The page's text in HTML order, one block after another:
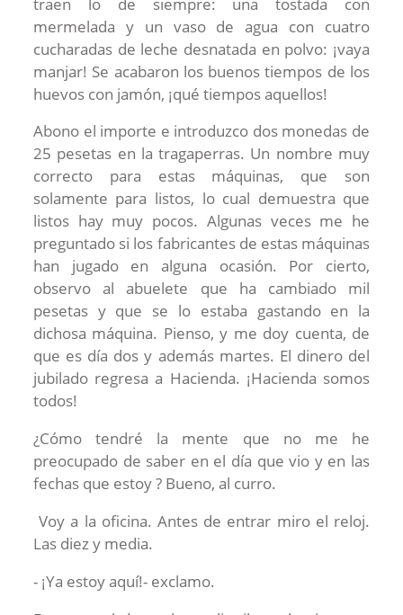
mermelada y un vaso de agua con cuatro
cucharadas de leche desnatada en polvo: ¡vaya
manjar! Se acabaron los buenos tiempos de los
huevos con jamón, ¡qué tiempos aquellos!
Abono el importe e introduzco dos monedas de
25 pesetas en la tragaperras. Un nombre muy
correcto para estas máquinas, que son
solamente para listos, lo cual demuestra que
listos hay muy pocos. Algunas veces me he
preguntado si los fabricantes de estas máquinas
han jugado en alguna ocasión. Por cierto,
observo al abuelete que ha cambiado mil
pesetas y que se lo estaba gastando en la
dichosa máquina. Pienso, y me doy cuenta, de
que es día dos y además martes. El dinero del
jubilado regresa a Hacienda. ¡Hacienda somos
todos!
¿Cómo tendré la mente que no me he
preocupado de saber en el día que vio y en las
fechas que estoy ? Bueno, al curro.
Voy a la oficina. Antes de entrar miro el reloj.
Las diez y media.
- ¡Ya estoy aquí!- exclamo.